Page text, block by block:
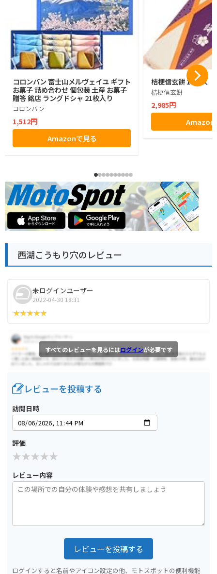
コロンバン 富士山メルヴェイユ ギフト
お菓子 詰め合わせ 個包装 土産 お菓子
贈答 銘店 ラングドシャ 21枚入り
コロンバン
1,512円
Amazonで見る
桔梗信玄餅 10個入
桔梗信玄餅
2,985円
Amazon
西湖こうもり穴のレビュー
未ログインユーザー
2022-04-30 18:31
すべてのレビューを見るにはログインが必要です
レビューを投稿する
訪問日時
評価
レビュー内容
レビューを投稿する
ログインすると名前やアイコン設定の他、モトスポットの便利機能